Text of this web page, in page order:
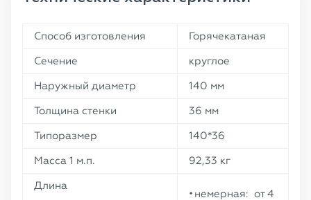
Способ изготовления
Горячекатаная
Сечение
круглое
Наружный диаметр
140 мм
Толщина стенки
36 мм
Типоразмер
140*36
Масса 1 м.п.
92,33 кг
Длина
немерная: от 4